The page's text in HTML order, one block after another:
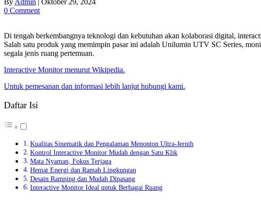
0 Comment
Di tengah berkembangnya teknologi dan kebutuhan akan kolaborasi digital,
Salah satu produk yang memimpin pasar ini adalah Unilumin UTV SC Series,
segala jenis ruang pertemuan.
Interactive Monitor menurut Wikipedia.
Untuk pemesanan dan informasi lebih lanjut hubungi kami.
Daftar Isi
Kualitas Sinematik dan Pengalaman Menonton Ultra-Jernih
Kontrol Interactive Monitor Mudah dengan Satu Klik
Mata Nyaman, Fokus Terjaga
Hemat Energi dan Ramah Lingkungan
Desain Ramping dan Mudah Dipasang
Interactive Monitor Ideal untuk Berbagai Ruang